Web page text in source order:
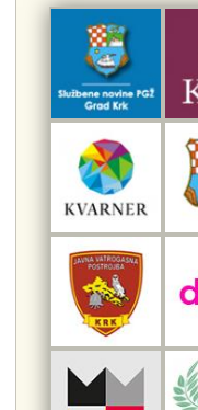
Kulturno-turistička
Dar iz Krka
Interpretacijski